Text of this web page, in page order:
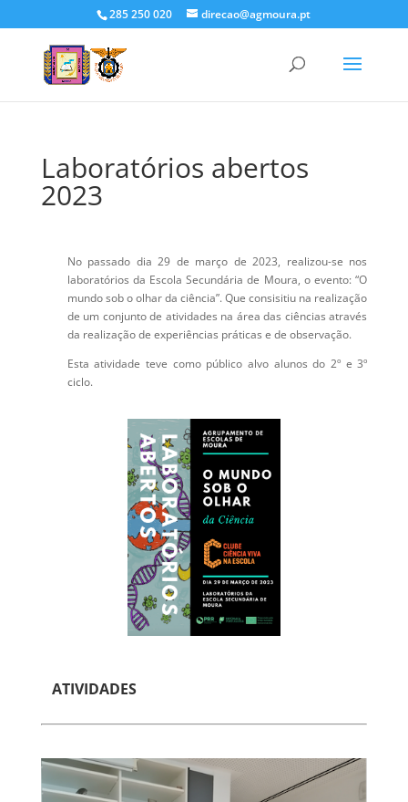
285 250 020 direcao@agmoura.pt
Laboratórios abertos
2023
No passado dia 29 de março de 2023, realizou-se nos
laboratórios da Escola Secundária de Moura, o evento: “O
mundo sob o olhar da ciência”. Que consisitiu na realização
de um conjunto de atividades na área das ciências através
da realização de experiências práticas e de observação.
Esta atividade teve como público alvo alunos do 2º e 3º
ciclo.
ATIVIDADES